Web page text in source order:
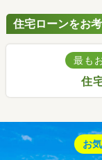
住宅ローンをお
最も
住
お